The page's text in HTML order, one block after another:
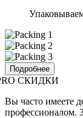
Подробнее
СКИДКИ
Вы часто имеете
профессионалом.